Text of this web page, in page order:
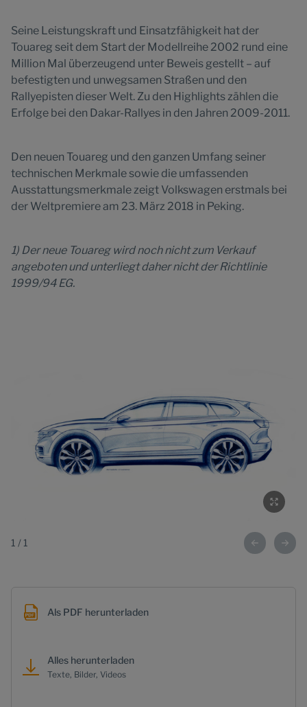
Seine Leistungskraft und Einsatzfähigkeit hat der
Touareg seit dem Start der Modellreihe 2002 rund eine
Million Mal überzeugend unter Beweis gestellt – auf
befestigten und unwegsamen Straßen und den
Rallyepisten dieser Welt. Zu den Highlights zählen die
Erfolge bei den Dakar-Rallyes in den Jahren 2009-2011.
Den neuen Touareg und den ganzen Umfang seiner
technischen Merkmale sowie die umfassenden
Ausstattungsmerkmale zeigt Volkswagen erstmals bei
der Weltpremiere am 23. März 2018 in Peking.
1) Der neue Touareg wird noch nicht zum Verkauf
angeboten und unterliegt daher nicht der Richtlinie
1999/94 EG.
1 / 1
Als PDF herunterladen
Alles herunterladen
Texte, Bilder, Videos